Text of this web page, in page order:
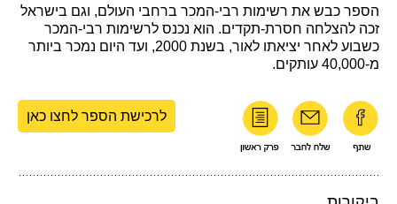
הספר כבש את רשימות רבי-המכר ברחבי העולם, וגם בישראל
זכה להצלחה חסרת-תקדים. הוא נכנס לרשימות רבי-המכר
כשבוע לאחר יציאתו לאור, בשנת 2000, ועד היום נמכר ביותר
מ-40,000 עותקים.
לרכישת הספר לחצו כאן